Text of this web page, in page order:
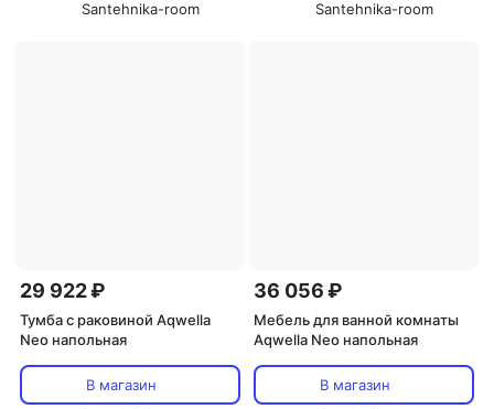
Santehnika-room Santehnika-room
29 922 ₽
Тумба с раковиной Aqwella
Neo напольная
В магазин
36 056 ₽
Мебель для ванной комнаты
Aqwella Neo напольная
В магазин